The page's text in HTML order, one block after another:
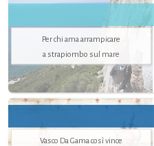
Per chi ama arrampicare
a strapiombo sul mare
Vasco Da Gama così vince